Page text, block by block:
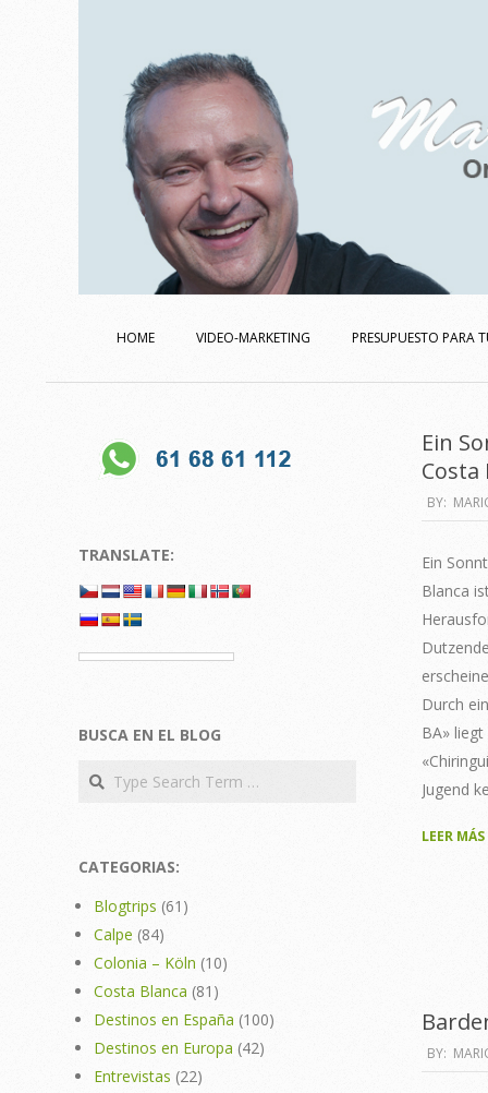
Navigation
HOME VIDEO-MARKETING PRESUPUESTO PARA
Ein
Costa
2011-
08-
23
BY:
Ein
Blanca
Durch
BA»
Jugend
LEER MÁS
2011-
08-
BY:
TRANSLATE:
BUSCA EN EL BLOG
Search
CATEGORIAS:
Blogtrips (61)
Calpe (84)
Colonia – Köln (10)
Costa Blanca (81)
Destinos en España (100)
Destinos en Europa (42)
Entrevistas (22)